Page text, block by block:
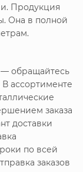
Продукция
Она в полной
— обращайтесь
ассортименте
заказа
доставки
по всей
заказов